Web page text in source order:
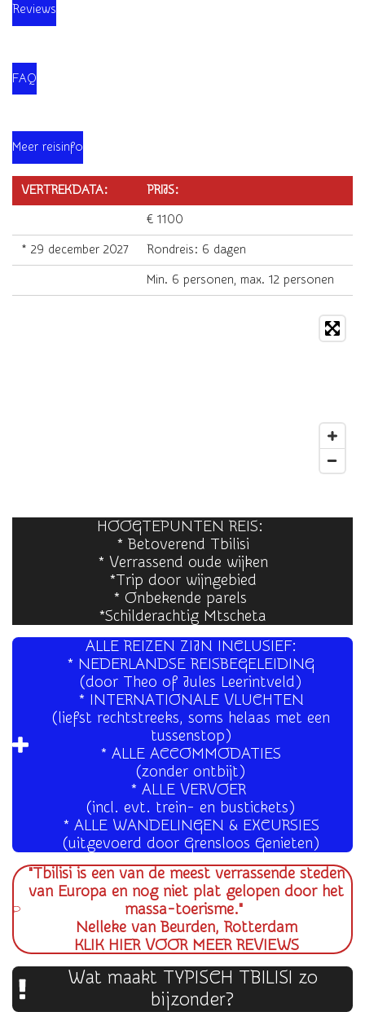
Reviews
FAQ
Meer reisinfo
VERTREKDATA: PRIJS:
€ 1100
* 29 december 2027 Rondreis: 6 dagen
Min. 6 personen, max. 12 personen
HOOGTEPUNTEN REIS:
* Betoverend Tbilisi
* Verrassend oude wijken
*Trip door wijngebied
* Onbekende parels
*Schilderachtig Mtscheta
ALLE REIZEN ZIJN INCLUSIEF:
* NEDERLANDSE REISBEGELEIDING
(door Theo of Jules Leerintveld)
* INTERNATIONALE VLUCHTEN
(liefst rechtstreeks, soms helaas met een
tussenstop)
* ALLE ACCOMMODATIES
(zonder ontbijt)
* ALLE VERVOER
(incl. evt. trein- en bustickets)
* ALLE WANDELINGEN & EXCURSIES
(uitgevoerd door Grensloos Genieten)
"Tbilisi is een van de meest verrassende steden
van Europa en nog niet plat gelopen door het
massa-toerisme."
Nelleke van Beurden, Rotterdam
KLIK HIER VOOR MEER REVIEWS
Wat maakt TYPISCH TBILISI zo
bijzonder?